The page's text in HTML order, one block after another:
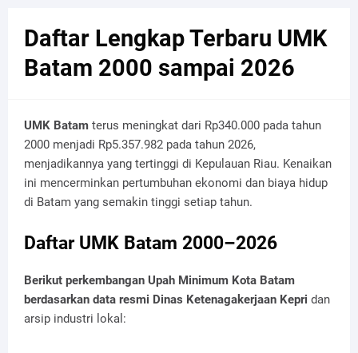
Daftar Lengkap Terbaru UMK
Batam 2000 sampai 2026
UMK Batam terus meningkat dari Rp340.000 pada tahun
2000 menjadi Rp5.357.982 pada tahun 2026,
menjadikannya yang tertinggi di Kepulauan Riau. Kenaikan
ini mencerminkan pertumbuhan ekonomi dan biaya hidup
di Batam yang semakin tinggi setiap tahun.
Daftar UMK Batam 2000–2026
Berikut perkembangan Upah Minimum Kota Batam
berdasarkan data resmi Dinas Ketenagakerjaan Kepri dan
arsip industri lokal: